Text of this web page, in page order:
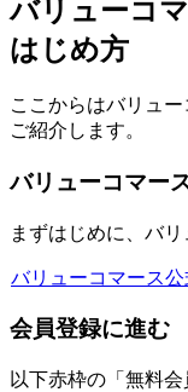
バリューコ
はじめ方
ここからはバリュ
ご紹介します。
バリューコマー
まずはじめに、バ
バリューコマース公
会員登録に進む
以下赤枠の「無料